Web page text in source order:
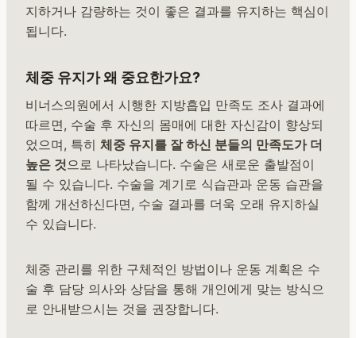
지하거나 감량하는 것이 좋은 결과를 유지하는 핵심이
됩니다.
체중 유지가 왜 중요한가요?
비너스의원에서 시행한 지방흡입 만족도 조사 결과에
따르면, 수술 후 자신의 몸매에 대한 자신감이 향상되
었으며, 특히 체중 유지를 잘 하신 분들의 만족도가 더
높은 것 으로 나타났습니다. 수술은 새로운 출발점이
될 수 있습니다. 수술을 계기로 식습관과 운동 습관을
함께 개선하신다면, 수술 결과를 더욱 오래 유지하실
수 있습니다.
체중 관리를 위한 구체적인 방법이나 운동 계획은 수
술 후 담당 의사와 상담을 통해 개인에게 맞는 방식으
로 안내받으시는 것을 권장합니다.